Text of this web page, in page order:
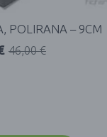
POLIRANA – 9CM
46,00€